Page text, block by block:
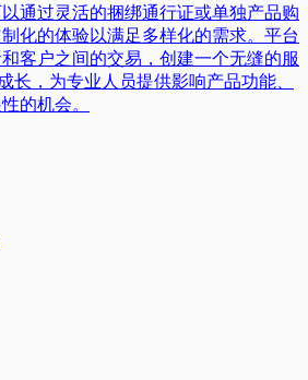
通过灵活的捆绑通行证或单独产品购
化的体验以满足多样化的需求。平台
客户之间的交易，创建一个无缝的服
长，为专业人员提供影响产品功能、
的机会。